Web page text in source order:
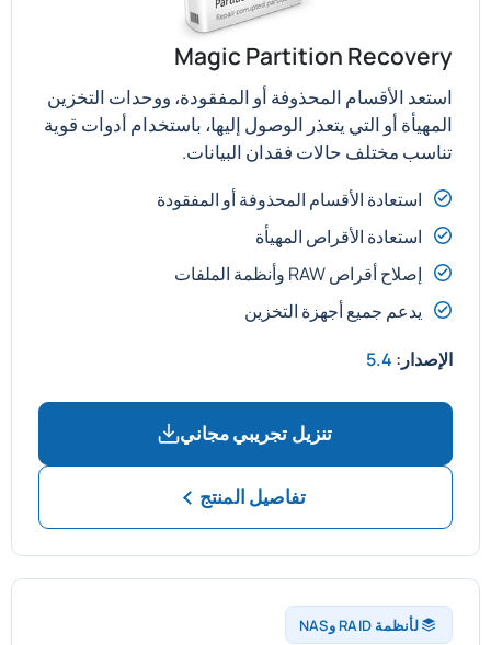
Magic Partition Recovery
استعد الأقسام المحذوفة أو المفقودة، ووحدات التخزين
المهيأة أو التي يتعذر الوصول إليها، باستخدام أدوات قوية
تناسب مختلف حالات فقدان البيانات.
استعادة الأقسام المحذوفة أو المفقودة
استعادة الأقراص المهيأة
إصلاح أقراص RAW وأنظمة الملفات
يدعم جميع أجهزة التخزين
الإصدار: 5.4
تنزيل تجريبي مجاني
تفاصيل المنتج
لأنظمة RAID وNAS